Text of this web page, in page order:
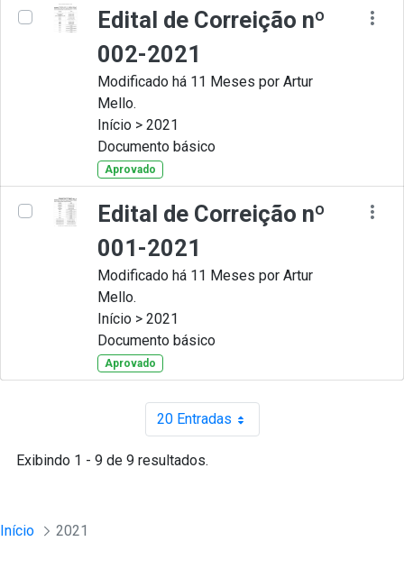
Edital de Correição nº
002-2021
Modificado há 11 Meses por Artur
Mello.
Início > 2021
Documento básico
Aprovado
Edital de Correição nº
001-2021
Modificado há 11 Meses por Artur
Mello.
Início > 2021
Documento básico
Aprovado
20 EntradasPor página
Exibindo 1 - 9 de 9 resultados.
Início 2021